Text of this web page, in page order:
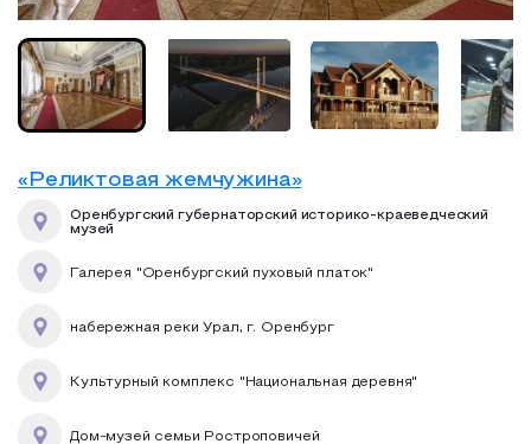
«Реликтовая жемчужина»
Оренбургский губернаторский историко-краеведческий
музей
Галерея "Оренбургский пуховый платок"
набережная реки Урал, г. Оренбург
Культурный комплекс "Национальная деревня"
Дом-музей семьи Ростроповичей